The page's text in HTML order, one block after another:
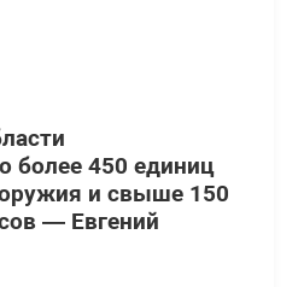
более 450 единиц
оружия и свыше 150
— Евгений